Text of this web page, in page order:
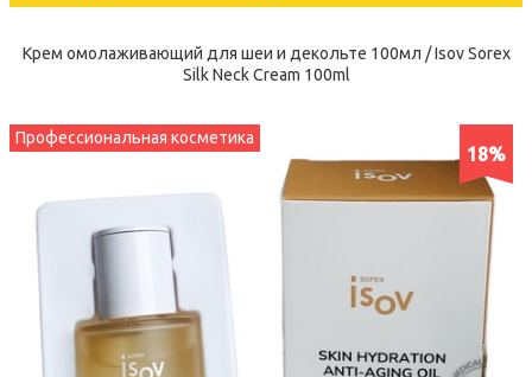
Крем омолаживающий для шеи и декольте 100мл / Isov Sorex
Silk Neck Cream 100ml
18%
Профессиональная косметика